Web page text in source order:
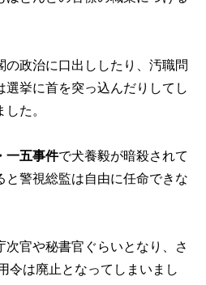
の政治に口出ししたり、汚職問
選挙に首を突っ込んだりしてし
た。
一五事件で犬養毅が暗殺されて
と警視総監は自由に任命できな
次官や秘書官ぐらいとなり、さ
令は廃止となってしまいまし